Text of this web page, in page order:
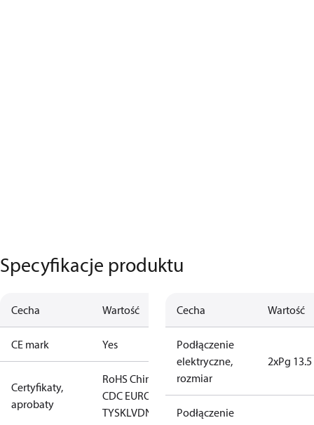
Specyfikacje produktu
Cecha Wartość
CE mark Yes
Certyfikaty,
aprobaty
RoHS Chiny CEEACGL
CDC EURO-
TYSKLVDNKK RMRSRoHSTYSK
Cecha Wartość
Podłączenie
elektryczne,
rozmiar
2xPg 13.5
Podłączenie